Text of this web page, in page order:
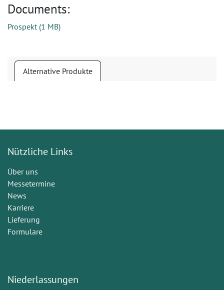
Documents:
Prospekt(1 MB)
Alternative Produkte
Nützliche Links
Über uns
Messetermine
News
Karriere
Lieferung
Formulare
Niederlassungen